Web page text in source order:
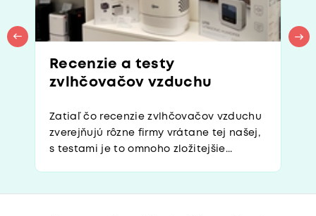
Recenzie a testy
zvlhčovačov vzduchu
Zatiaľ čo recenzie zvlhčovačov vzduchu
zverejňujú rôzne firmy vrátane tej našej,
s testami je to omnoho zložitejšie...